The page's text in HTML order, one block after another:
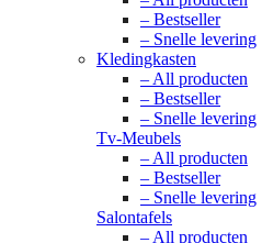
– Bestseller
– Snelle levering
Kledingkasten
– All producten
– Bestseller
– Snelle levering
Tv-Meubels
– All producten
– Bestseller
– Snelle levering
Salontafels
– All producten